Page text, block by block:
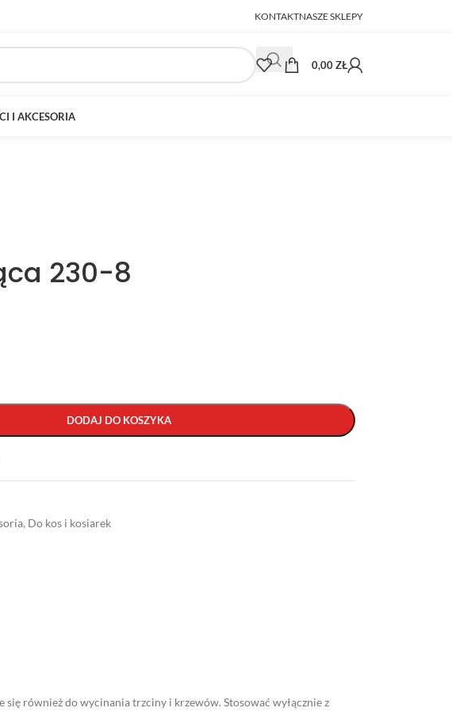
KONTAKTNASZE SKLEPY
0,00ZŁ
I AKCESORIA
230-8
DODAJ DO KOSZYKA
, Do kos i kosiarek
również do wycinania trzciny i krzewów. Stosować wyłącznie z